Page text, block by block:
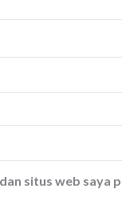
situs web